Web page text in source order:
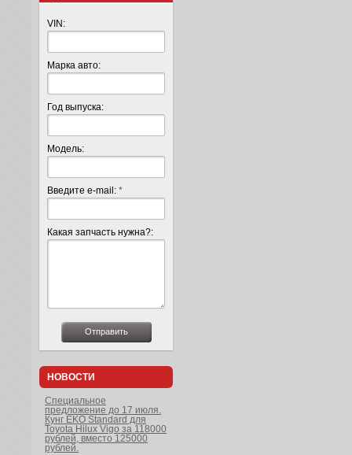
VIN:
Марка авто:
Год выпуска:
Модель:
Введите e-mail: *
Какая запчасть нужна?:
НОВОСТИ
Специальное
предложение до 17 июля.
Кунг EKO Standard для
Toyota Hilux Vigo за 118000
рублей, вместо 125000
рублей.